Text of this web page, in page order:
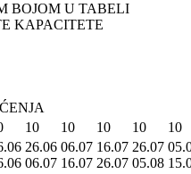
BOJOM U TABELI
KAPACITETE
10 10 10 10
10
26.06
06.07
06.07
16.07
16.07
26.07
26.07
05.08